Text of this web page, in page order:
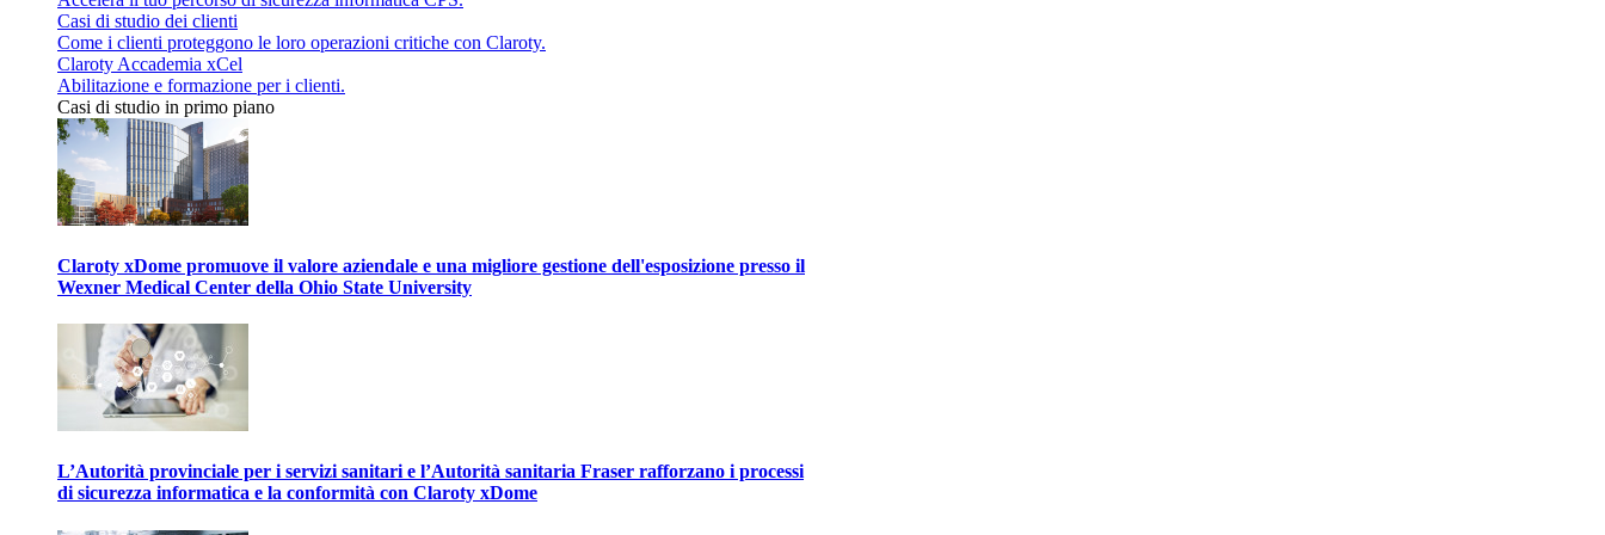
Casi di studio dei clienti
Come i clienti proteggono le loro operazioni critiche con Claroty.
Claroty Accademia xCel
Abilitazione e formazione per i clienti.
Casi di studio in primo piano
Claroty xDome promuove il valore aziendale e una migliore gestione dell'esposizione presso il
Wexner Medical Center della Ohio State University
L’Autorità provinciale per i servizi sanitari e l’Autorità sanitaria Fraser rafforzano i processi
di sicurezza informatica e la conformità con Claroty xDome